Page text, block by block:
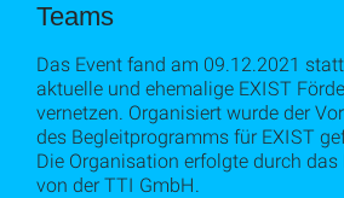
Teams
Das Event fand am 09.12.2021
aktuelle und ehemalige EXIST
vernetzen. Organisiert wurde der
des Begleitprogramms für EXIST
Die Organisation erfolgte durch
von der TTI GmbH.